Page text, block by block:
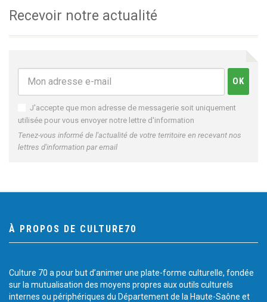
Recevoir notre actualité
J'accepte que mon adresse de messagerie soit uniquement
utilisée pour vous envoyer notre lettre d'information
Tenez-vous informé de l'actualité de votre territoire en recevant nos
lettres d'information par email
À PROPOS DE CULTURE70
Culture 70 a pour but d’animer une plate-forme culturelle, fondée
sur la mutualisation des moyens propres aux outils culturels
internes ou périphériques du Département de la Haute-Saône et